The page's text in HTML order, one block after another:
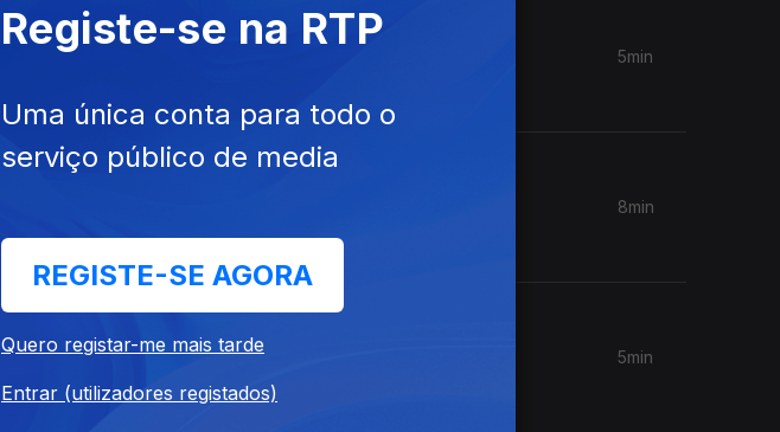
5min
8min
5min
Registe-se na RTP
Uma única conta para todo o
serviço público de media
REGISTE-SE AGORA
Quero registar-me mais tarde
Entrar (utilizadores registados)